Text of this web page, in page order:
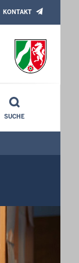
KONTAKT
SUCHE